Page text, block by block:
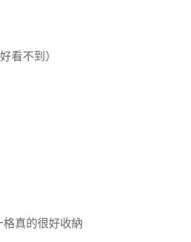
看不到）
真的很好收納